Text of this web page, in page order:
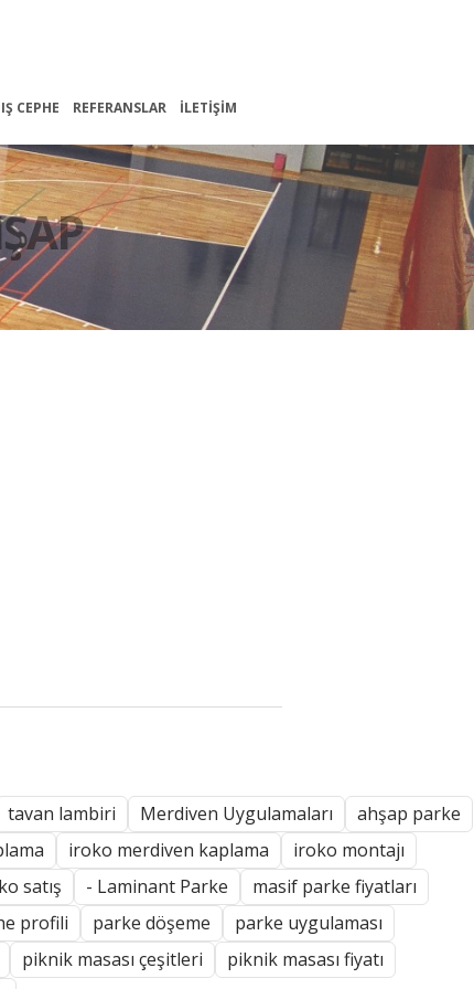
CEPHE REFERANSLAR İLETIŞIM
tavan lambiri Merdiven Uygulamaları
ahşap parke
iroko merdiven kaplama
iroko montajı
satış - Laminant Parke
masif parke fiyatları
profili parke döşeme
parke uygulaması
piknik masası çeşitleri
piknik masası fiyatı